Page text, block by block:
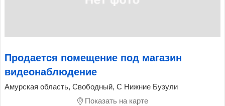
Продается помещение под магазин
видеонаблюдение
Амурская область, Свободный, С Нижние Бузули
Показать на карте